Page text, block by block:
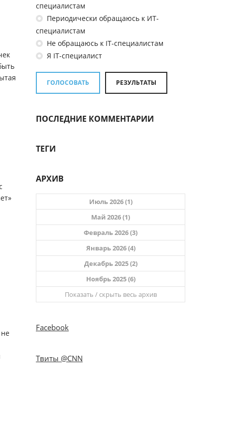
специалистам
Периодически обращаюсь к ИТ-
специалистам
Не обращаюсь к IT-специалистам
Я IT-специалист
ГОЛОСОВАТЬ РЕЗУЛЬТАТЫ
ПОСЛЕДНИЕ КОММЕНТАРИИ
ТЕГИ
АРХИВ
Июль 2026 (1)
Май 2026 (1)
Февраль 2026 (3)
Январь 2026 (4)
Декабрь 2025 (2)
Ноябрь 2025 (6)
Показать / скрыть весь архив
Facebook
Твиты @CNN